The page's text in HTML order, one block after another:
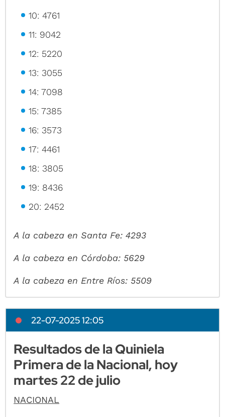
10: 4761
11: 9042
12: 5220
13: 3055
14: 7098
15: 7385
16: 3573
17: 4461
18: 3805
19: 8436
20: 2452
A la cabeza en Santa Fe: 4293
A la cabeza en Córdoba: 5629
A la cabeza en Entre Ríos: 5509
22-07-2025 12:05
Resultados de la Quiniela
Primera de la Nacional, hoy
martes 22 de julio
NACIONAL